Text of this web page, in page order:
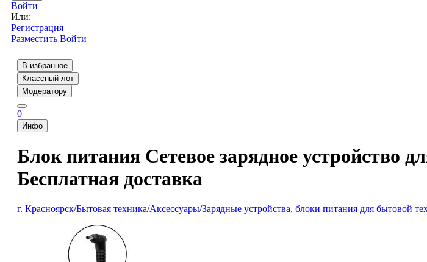
Войти
Или:
Регистрация
Разместить Войти
В избранное
Классный лот
Модератору
0
Инфо
Блок питания Сетевое зарядное устройство
Бесплатная доставка
г. Красноярск/Бытовая техника/Аксессуары/Зарядные устройства, блоки питания для бытовой